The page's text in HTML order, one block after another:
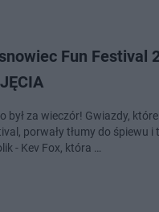
Fun Festival
był za wieczór! Gwiazdy,
porwały tłumy do śpiewu
- Kev Fox, która …